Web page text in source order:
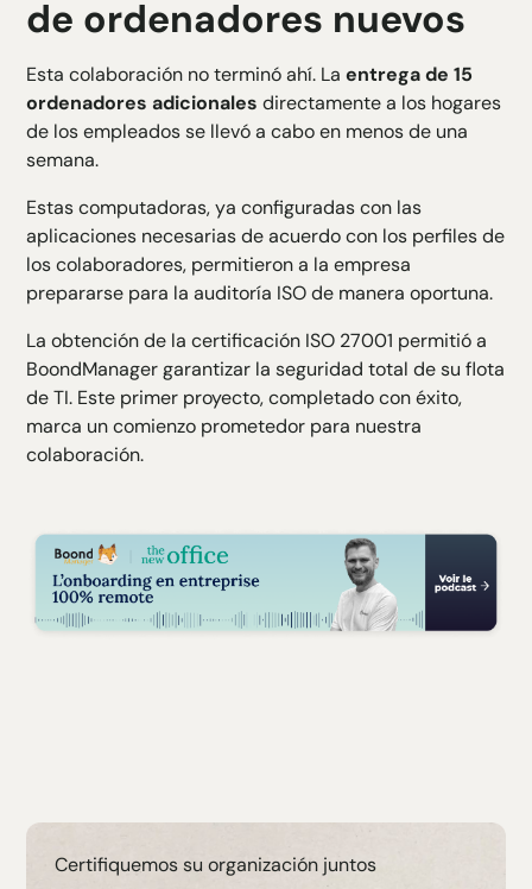
Certifiquemos su organización juntos
de ordenadores nuevos
Esta colaboración no terminó ahí. Laentrega de 15
ordenadores adicionales directamente a los hogares
de los empleados se llevó a cabo en menos de una
semana.
Estas computadoras, ya configuradas con las
aplicaciones necesarias de acuerdo con los perfiles de
los colaboradores, permitieron a la empresa
prepararse para la auditoría ISO de manera oportuna.
La obtención de la certificación ISO 27001 permitió a
BoondManager garantizar la seguridad total de su flota
de TI. Este primer proyecto, completado con éxito,
marca un comienzo prometedor para nuestra
colaboración.